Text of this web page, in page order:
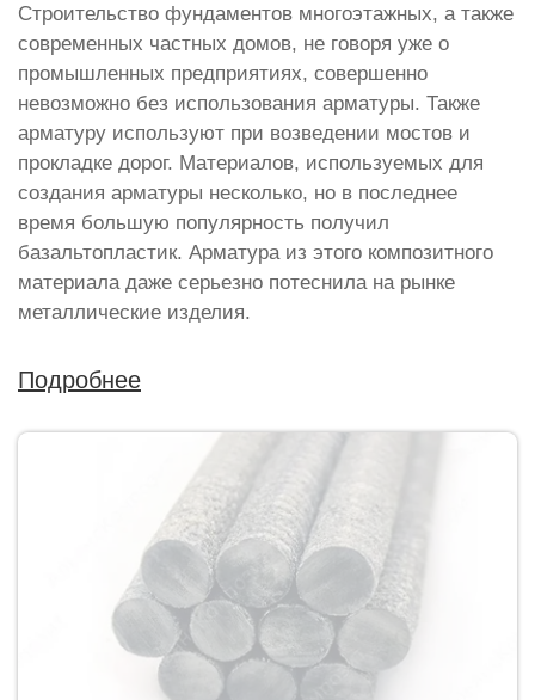
Строительство фундаментов многоэтажных, а также
современных частных домов, не говоря уже о
промышленных предприятиях, совершенно
невозможно без использования арматуры. Также
арматуру используют при возведении мостов и
прокладке дорог. Материалов, используемых для
создания арматуры несколько, но в последнее
время большую популярность получил
базальтопластик. Арматура из этого композитного
материала даже серьезно потеснила на рынке
металлические изделия.
Подробнее